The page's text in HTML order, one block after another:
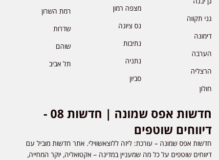
גני תקווה
דימונה
הערבה
הרצליה
חולון
מצפה רמון
נס ציונה
נתיבות
נתניה
סביון
רמת השרון
שדרות
שוהם
תל אביב
חדשות אפס שמונה | חדשות 08 -
דיווחים שוטפים
חדשות אפס שמונה – עורכת: ליזה ללוצאשווילי. אתר חדשות מוביל עם
דיווחים שוטפים על כל מה שמעניין במדינה – אקטואליה, יוקר המחייה,